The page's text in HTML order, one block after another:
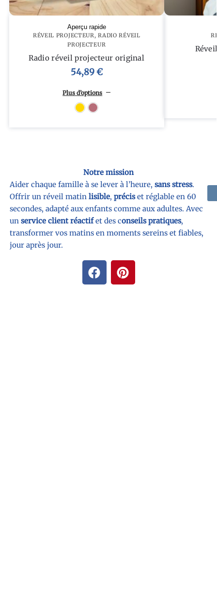
Aperçu rapide
RÉVEIL PROJECTEUR,RADIO RÉVEIL
PROJECTEUR
Radio réveil projecteur original
54,89€
Plus d’options
Notre mission
Aider chaque famille à se lever à l’heure, sans stress.
Offrir un réveil matin lisible, préciset réglable en 60
secondes, adapté aux enfants comme aux adultes. Avec
un service client réactifet des conseils pratiques,
transformer vos matins en moments sereins et fiables,
jour après jour.